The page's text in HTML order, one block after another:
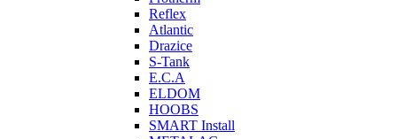
Reflex
Atlantic
Drazice
S-Tank
E.C.A
ELDOM
HOOBS
SMART Install